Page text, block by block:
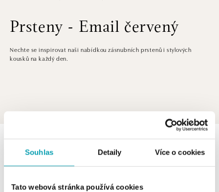
Souhlas Detaily Více o cookies
Tato webová stránka používá cookies
Prsteny - Email červený
Nechte se inspirovat naši nabídkou zásnubních prstenů i stylových
kousků na každý den.
0 z 0 produktů FILTR
V katalogu nejsou žádné produkty.